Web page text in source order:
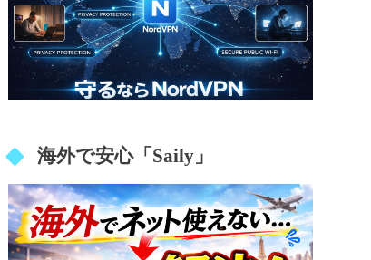
海外で安心「Saily」